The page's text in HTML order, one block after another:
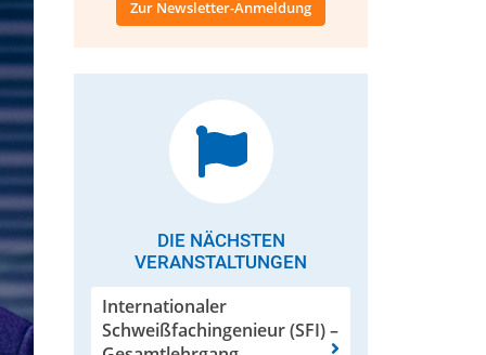
Zur Newsletter-Anmeldung
DIE NÄCHSTEN
VERANSTALTUNGEN
Internationaler
Schweißfachingenieur (SFI) –